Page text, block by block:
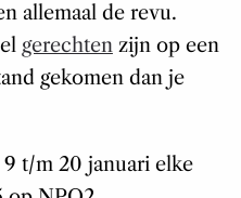
allemaal de revu.
gerechtenzijn op een
gekomen dan je
9 t/m 20 januari elke